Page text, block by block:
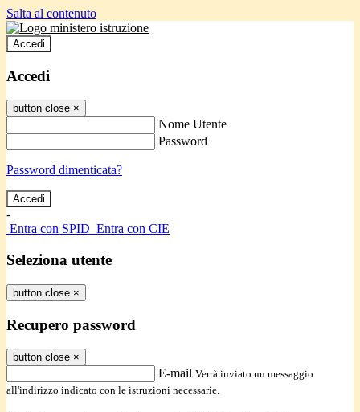
Salta al contenuto
Accedi
Accedi
button close ×
Nome Utente
Password
Password dimenticata?
-
Entra con SPID Entra con CIE
Seleziona utente
button close ×
Recupero password
button close ×
E-mail Verrà inviato un messaggio
all'indirizzo indicato con le istruzioni necessarie.